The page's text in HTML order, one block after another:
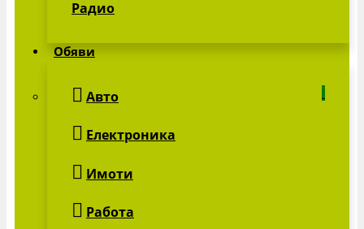
Радио
Обяви
Авто
Електроника
Имоти
Работа